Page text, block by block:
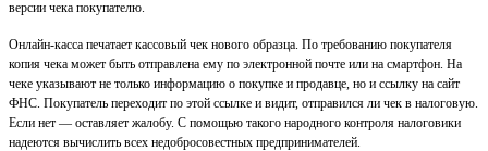
версии чека покупателю.
Онлайн-касса печатает кассовый чек нового образца. По требованию покупателя
копия чека может быть отправлена ему по электронной почте или на смартфон. На
чеке указывают не только информацию о покупке и продавце, но и ссылку на сайт
ФНС. Покупатель переходит по этой ссылке и видит, отправился ли чек в налоговую.
Если нет — оставляет жалобу. С помощью такого народного контроля налоговики
надеются вычислить всех недобросовестных предпринимателей.